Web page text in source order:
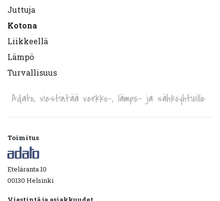
Juttuja
Kotona
Liikkeellä
Lämpö
Turvallisuus
Adato, viestintää verkko-, lämpö- ja sähköyhtiöille
Toimitus
Eteläranta 10
00130 Helsinki